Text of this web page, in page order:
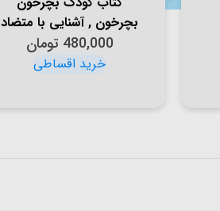
بچرخون , آشنایی با متضاد
ها کد 2007563
480,000 تومان